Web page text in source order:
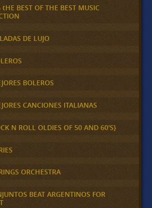
BEST OF THE BEST MUSIC
DE LUJO
BOLEROS
CANCIONES ITALIANAS
N ROLL OLDIES OF 50 AND 60'S}
ORCHESTRA
BEAT ARGENTINOS FOR